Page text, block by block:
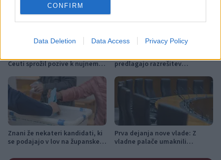
CONFIRM
Data Deletion Data Access Privacy Policy
Ceuti sprožil pozive k nujnemu
Janez Janša
predlagajo razrešitev
Znani že nekateri kandidati, ki
se podajajo v lov na županske
Prva dejanja nove vlade: Z
vladne palače umaknili